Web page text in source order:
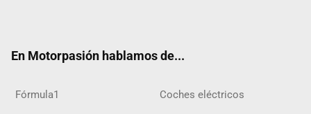
En Motorpasión hablamos de...
Fórmula1 Coches eléctricos